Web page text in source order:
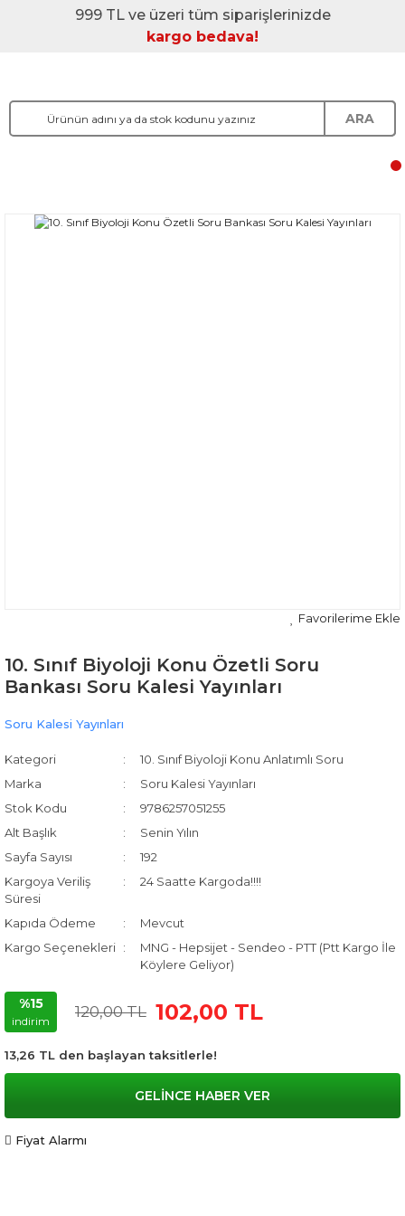
999 TL ve üzeri tüm siparişlerinizde
kargo bedava!
ARA
10. Sınıf Biyoloji Konu Özetli Soru
Bankası Soru Kalesi Yayınları
Soru Kalesi Yayınları
Kategori
10. Sınıf Biyoloji Konu Anlatımlı Soru
Marka
Soru Kalesi Yayınları
Stok Kodu
9786257051255
Alt Başlık
Senin Yılın
Sayfa Sayısı
192
Kargoya Veriliş
Süresi
24 Saatte Kargoda!!!!
Kapıda Ödeme
Mevcut
Kargo Seçenekleri
MNG - Hepsijet - Sendeo - PTT (Ptt Kargo İle
Köylere Geliyor)
%15
indirim
120,00 TL 102,00 TL
13,26 TL den başlayan taksitlerle!
GELİNCE HABER VER
Fiyat Alarmı